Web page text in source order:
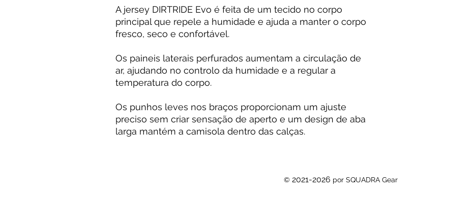
A jersey DIRTRIDE Evo é feita de um tecido no corpo
principal que repele a humidade e ajuda a manter o corpo
fresco, seco e confortável.
Os paineis laterais perfurados aumentam a circulação de
ar, ajudando no controlo da humidade e a regular a
temperatura do corpo.
Os punhos leves nos braços proporcionam um ajuste
preciso sem criar sensação de aperto e um design de aba
larga mantém a camisola dentro das calças.
© 2021-2026 por SQUADRA Gear